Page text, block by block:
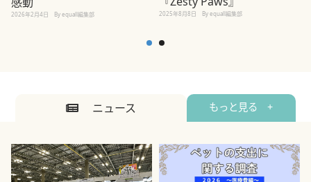
2026年2月4日 By equall編集部 2025年8月8日 By equall編集部
ニュース もっと見る +